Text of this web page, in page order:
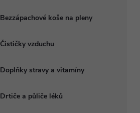
Bezzápachové koše na pleny
Čističky vzduchu
Doplňky stravy a vitamíny
Drtiče a půliče léků